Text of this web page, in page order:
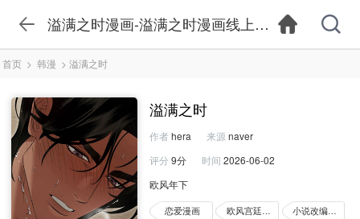
溢满之时漫画-溢满之时漫画线上看-溢满之时漫
首页 > 韩漫 > 溢满之时
溢满之时
作者 hera 来源 naver
评分 9分 时间 2026-06-02
欧风年下
恋爱漫画 欧风宫廷漫画 小说改编漫画